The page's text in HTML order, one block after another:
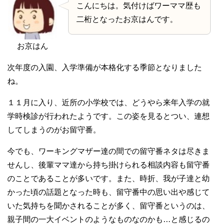
お京はん
こんにちは。気付けばワーママ歴も
二桁となったお京はんです。
次年度の入園、入学準備が本格化する季節となりました
ね。
１１月に入り、近所の小学校では、どうやら来年入学の就
学時検診が行われたようです。この姿を見るとつい、連想
してしまうのがお留守番。
今でも、ワーキングマザー達の間での留守番ネタは尽きま
せんし、後輩ママ達から持ち掛けられる相談内容も留守番
のことであることが多いです。また、時折、我が子達と幼
かった頃の話題となった時も、留守番中の思い出や感じて
いた気持ちを聞かされることが多く、留守番というのは、
親子間の一大イベントのようなものなのかも…と感じるの